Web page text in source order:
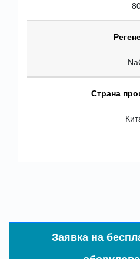
Страна
Заявка на